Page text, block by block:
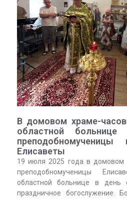
В домовом храме-
областной больнице
преподобномученицы
Елисаветы
19 июля 2025 года в домовом
преподобномученицы
областной больнице в день
праздничное богослужение.